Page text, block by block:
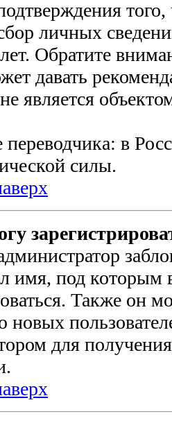
личных
Обратите
давать
является
в
силы.
имя, под которым
Также он
новых
для